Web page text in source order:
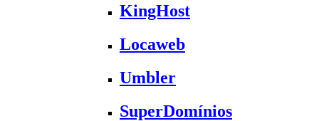
KingHost
Locaweb
Umbler
SuperDomínios